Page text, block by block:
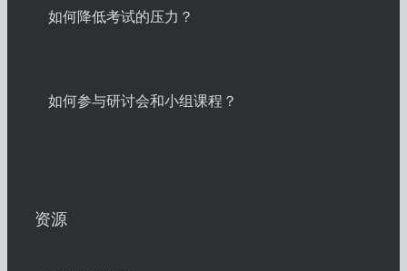
如何降低考试的压力？
如何参与研讨会和小组课程？
资源